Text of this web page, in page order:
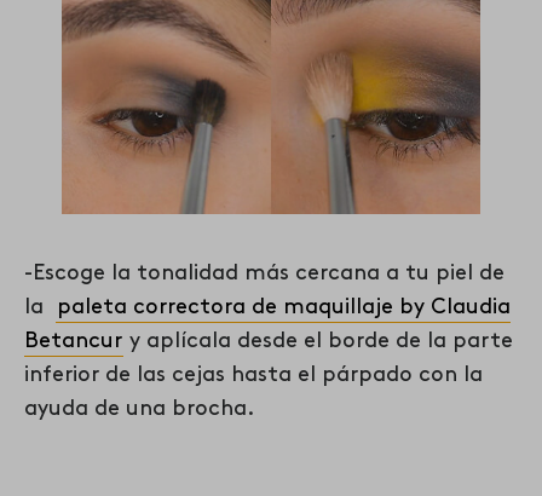
-Escoge la tonalidad más cercana a tu piel de
la
paleta correctora de maquillaje by Claudia
Betancur y aplícala desde el borde de la parte
inferior de las cejas hasta el párpado con la
ayuda de una brocha.